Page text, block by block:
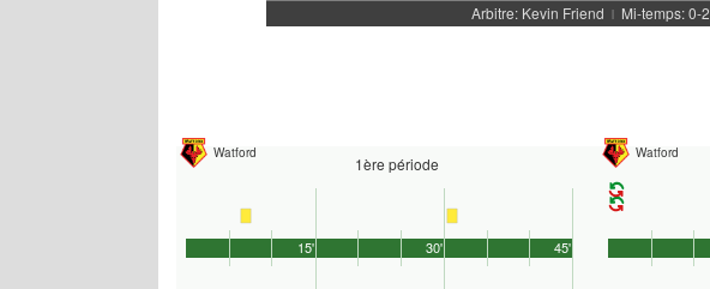
Arbitre: Kevin Friend
| Mi-temps: 0-2
Watford
1ère période
45'
15' 30'
Watford